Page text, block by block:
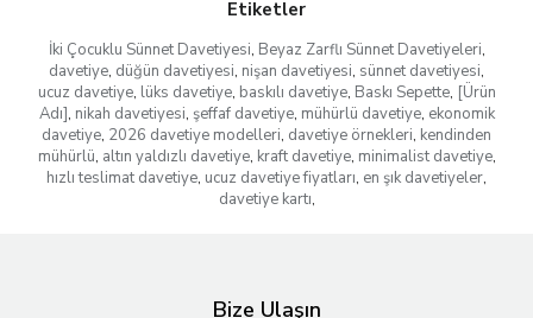
Etiketler
İki Çocuklu Sünnet Davetiyesi, Beyaz Zarflı Sünnet Davetiyeleri,
davetiye, düğün davetiyesi, nişan davetiyesi, sünnet davetiyesi,
ucuz davetiye, lüks davetiye, baskılı davetiye, Baskı Sepette, [Ürün
Adı], nikah davetiyesi, şeffaf davetiye, mühürlü davetiye, ekonomik
davetiye, 2026 davetiye modelleri, davetiye örnekleri, kendinden
mühürlü, altın yaldızlı davetiye, kraft davetiye, minimalist davetiye,
hızlı teslimat davetiye, ucuz davetiye fiyatları, en şık davetiyeler,
davetiye kartı,
Bize Ulaşın